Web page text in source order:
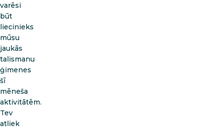
varēsi
būt
liecinieks
mūsu
jaukās
talismanu
ģimenes
šī
mēneša
aktivitātēm.
Tev
atliek